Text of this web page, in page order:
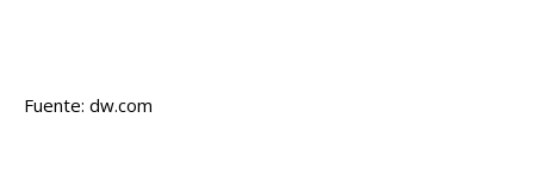
Fuente: dw.com